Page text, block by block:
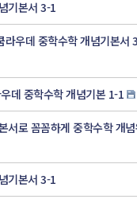
기본서 3-1
라우데 중학수학 개념기본서
데 중학수학 개념기본 1-1
서로 꼼꼼하게 중학수학 개
기본서 3-1